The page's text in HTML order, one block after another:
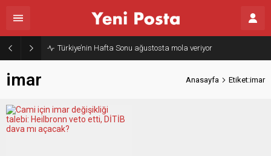
Türkiye’nin Hafta Sonu ağustosta mola veriyor
imar Anasayfa Etiket:imar